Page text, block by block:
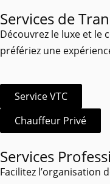
Services de
Découvrez le luxe et le
préfériez une
Service VTC
Chauffeur Privé
Services
Facilitez